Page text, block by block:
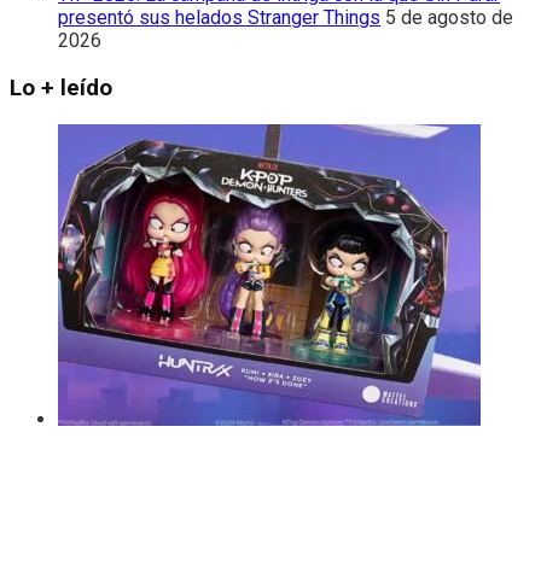
presentó sus helados Stranger Things 5 de agosto de
2026
Lo + leído